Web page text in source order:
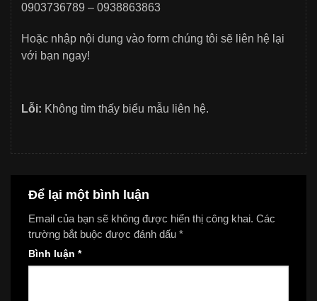
0903736789 – 0938863863
Hoặc nhập nội dung vào form chúng tôi sẽ liên hệ lại
với bạn ngay!
Lỗi: Không tìm thấy biểu mẫu liên hệ.
Để lại một bình luận
Email của bạn sẽ không được hiển thị công khai. Các
trường bắt buộc được đánh dấu *
Bình luận *